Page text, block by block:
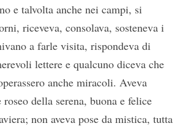
e talvolta anche nei campi, si
riceveva, consolava, sosteneva i
a farle visita, rispondeva di
lettere e qualcuno diceva che
anche miracoli. Aveva
della serena, buona e felice
non aveva pose da mistica, tutta